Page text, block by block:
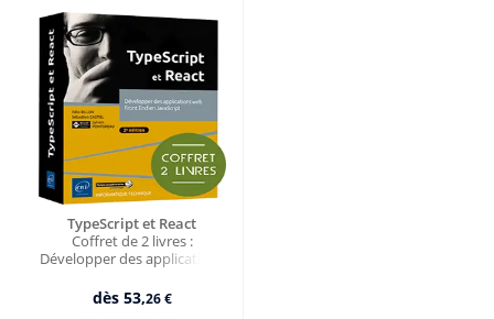
TypeScript et React
Coffret de 2 livres :
Développer des applications
(2e édition)
dès 53,26 €